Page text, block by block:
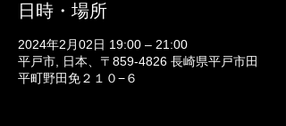
日時・場所
2024年2月02日 19:00 – 21:00
平戸市, 日本、〒859-4826 長崎県平戸市田
平町野田免２１０−６